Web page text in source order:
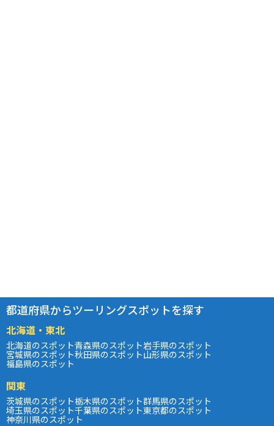
都道府県からツーリングスポットを探す
北海道・東北
北海道のスポット青森県のスポット岩手県のスポット
宮城県のスポット秋田県のスポット山形県のスポット
福島県のスポット
関東
茨城県のスポット栃木県のスポット群馬県のスポット
埼玉県のスポット千葉県のスポット東京都のスポット
神奈川県のスポット